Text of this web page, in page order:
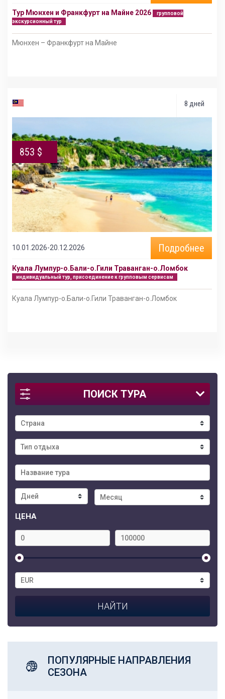
ПОИСК ТУРА
ЦЕНА
ПОПУЛЯРНЫЕ НАПРАВЛЕНИЯ
СЕЗОНА
Тур Мюнхен и Франкфурт на Майне 2026
групповой
экскурсионный тур
Мюнхен – Франкфурт на Майне
8 дней
853 $
10.01.2026-20.12.2026 Подробнее
Куала Лумпур-о.Бали-о.Гили Траванган-о.Ломбок
индивидуальный тур, присоединение к групповым сервисам
Куала Лумпур-о.Бали-о.Гили Траванган-о.Ломбок